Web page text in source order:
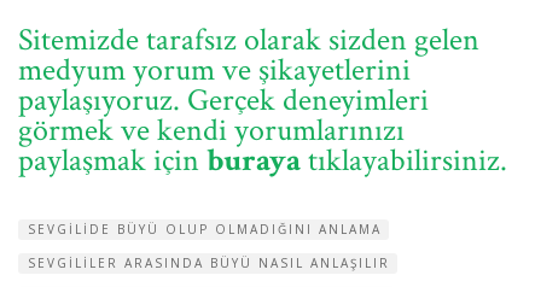
Sitemizde tarafsız olarak sizden gelen
medyum yorum ve şikayetlerini
paylaşıyoruz. Gerçek deneyimleri
görmek ve kendi yorumlarınızı
paylaşmak içinburayatıklayabilirsiniz.
SEVGILIDE BÜYÜ OLUP OLMADIĞINI ANLAMA
SEVGILILER ARASINDA BÜYÜ NASIL ANLAŞILIR